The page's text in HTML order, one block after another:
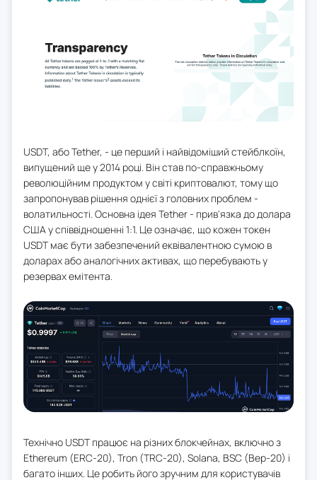
USDT, або Tether, - це перший і найвідоміший стейблкоїн,
випущений ще у 2014 році. Він став по-справжньому
революційним продуктом у світі криптовалют, тому що
запропонував рішення однієї з головних проблем -
волатильності. Основна ідея Tether - прив'язка до долара
США у співвідношенні 1:1. Це означає, що кожен токен
USDT має бути забезпечений еквівалентною сумою в
доларах або аналогічних активах, що перебувають у
резервах емітента.
Технічно USDT працює на різних блокчейнах, включно з
Ethereum (ERC-20), Tron (TRC-20), Solana, BSC (Bep-20) і
багато інших. Це робить його зручним для користувачів